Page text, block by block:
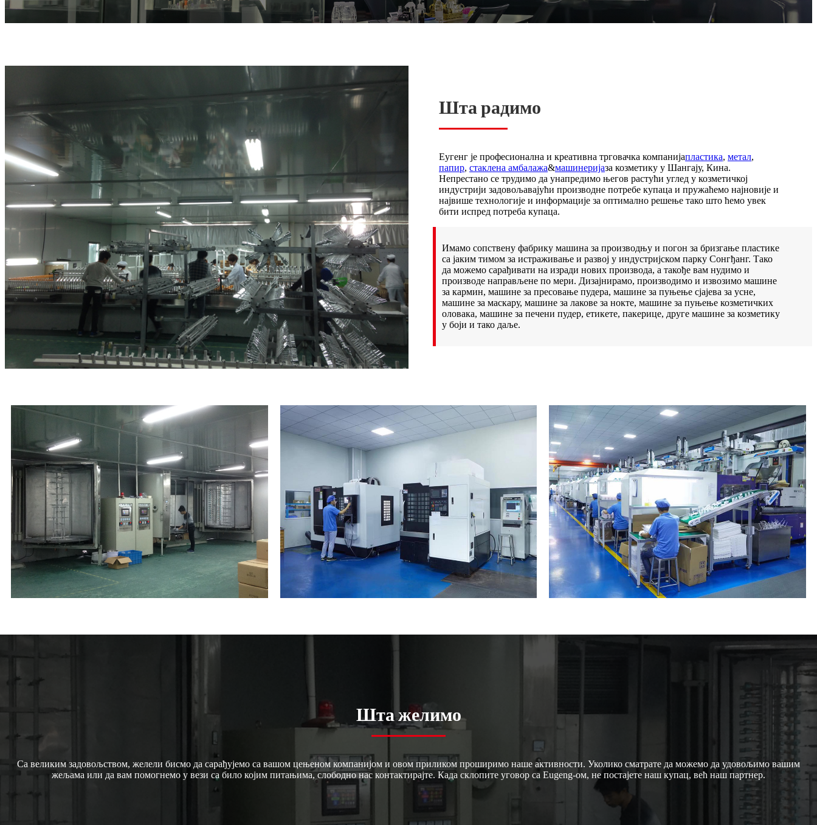
Шта радимо
Еугенг је професионална и креативна трговачка компанијапластика, метал,
папир, стаклена амбалажа&машинеријаза козметику у Шангају, Кина.
Непрестано се трудимо да унапредимо његов растући углед у козметичкој
индустрији задовољавајући производне потребе купаца и пружаћемо најновије и
највише технологије и информације за оптимално решење тако што ћемо увек
бити испред потреба купаца.
Имамо сопствену фабрику машина за производњу и погон за бризгање пластике
са јаким тимом за истраживање и развој у индустријском парку Сонгђанг. Тако
да можемо сарађивати на изради нових производа, а такође вам нудимо и
производе направљене по мери. Дизајнирамо, производимо и извозимо машине
за кармин, машине за пресовање пудера, машине за пуњење сјајева за усне,
машине за маскару, машине за лакове за нокте, машине за пуњење козметичких
оловака, машине за печени пудер, етикете, пакерице, друге машине за козметику
у боји и тако даље.
Шта желимо
Са великим задовољством, желели бисмо да сарађујемо са вашом цењеном компанијом и овом приликом проширимо наше активности. Уколико сматрате да можемо да удовољимо вашим
жељама или да вам помогнемо у вези са било којим питањима, слободно нас контактирајте. Када склопите уговор са Eugeng-ом, не постајете наш купац, већ наш партнер.